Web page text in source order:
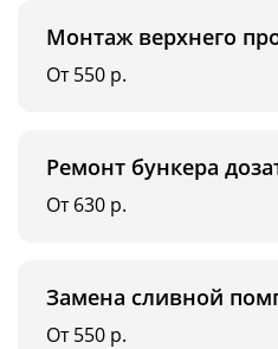
Монтаж верхнего
От 550 р.
Ремонт бункера
От 630 р.
Замена сливной
От 550 р.